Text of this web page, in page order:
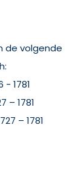
de volgende
1781
– 1781
– 1781